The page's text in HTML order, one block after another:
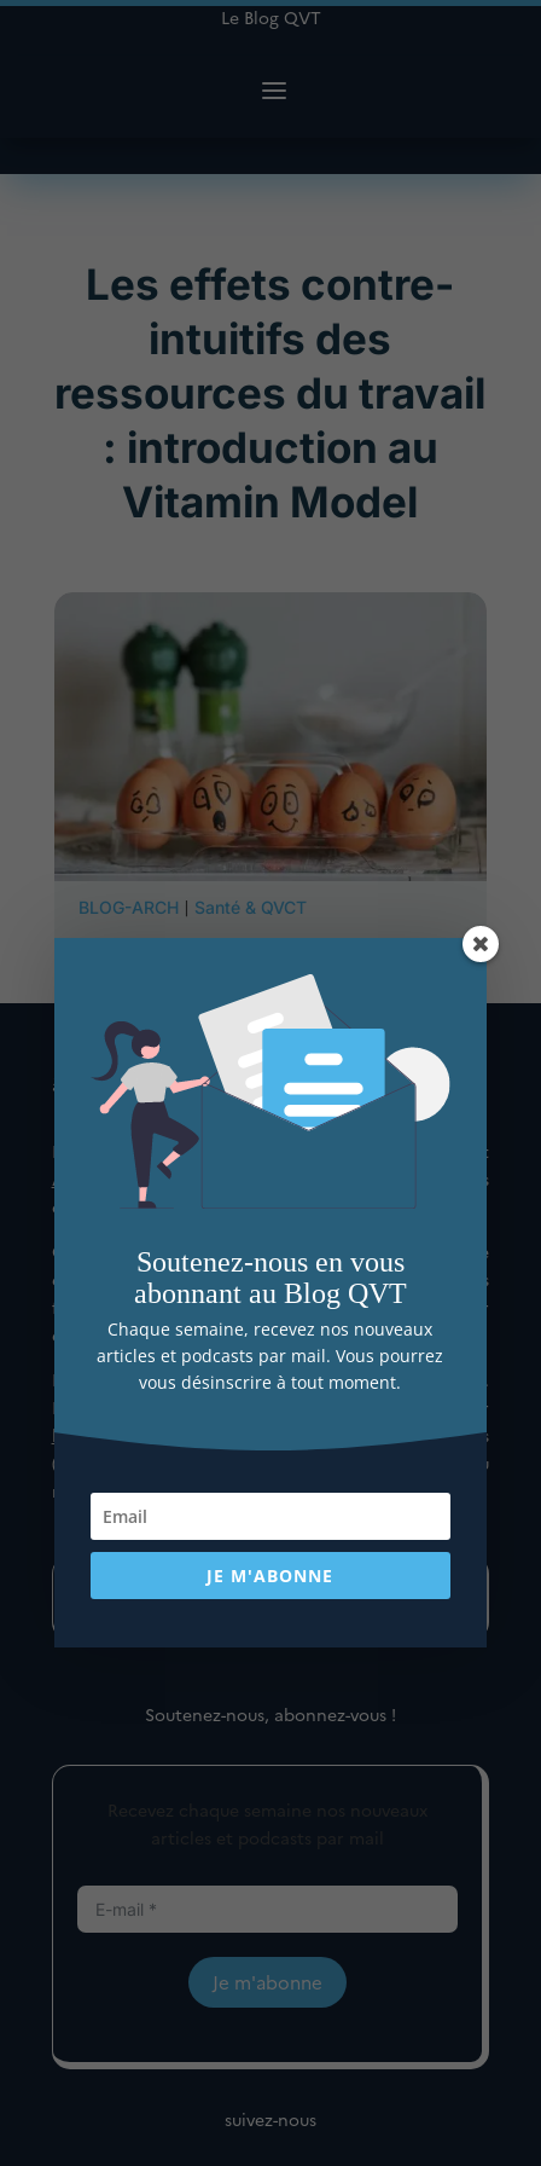
Le Blog QVT
Les effets contre-
intuitifs des
ressources du travail
: introduction au
Vitamin Model
BLOG-ARCH | Santé & QVCT
à propos
Le Blog QVT est une initiative citoyenne du cabinet
AD CONSEIL au titre de ses engagements
d'entreprise sociale et solidaire.
Créé en 2014, le Blog QVT promeut une approche
exigeante de la QVT, une vulgarisation de qualité des
fondamentaux scientifiques et des retours sur
expérience concrets.
Le Blog est 100 % sans publicité ni finalité lucrative.
Les articles du blog sont bénévolement rédigés par
l'équipe AD CONSEIL
et des contributeurs externes
(praticiens de la QVT, universitaires, acteurs du
monde de l'entreprise, etc.)
Proposer une contribution au Blog QVT
Soutenez-nous, abonnez-vous !
Recevez chaque semaine nos nouveaux
articles et podcasts par mail
Je m'abonne
suivez-nous
Soutenez-nous en vous
abonnant au Blog QVT
Chaque semaine, recevez nos nouveaux
articles et podcasts par mail. Vous pourrez
vous désinscrire à tout moment.
JE M'ABONNE